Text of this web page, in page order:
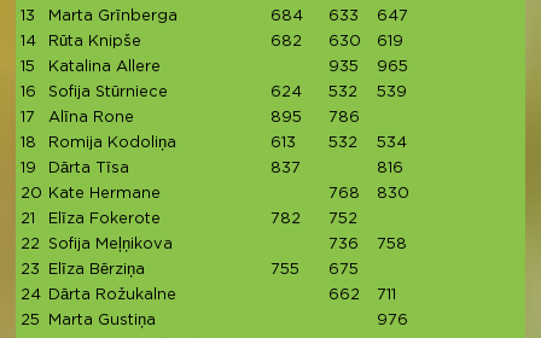
13
Marta Grīnberga 684 633 647
14
Rūta Knipše 682 630 619
15
Katalina Allere 935 965
16
Sofija Stūrniece 624 532 539
17
Alīna Rone 895 786
18
Romija Kodoliņa 613 532 534
19
Dārta Tīsa 837 816
20
Kate Hermane 768 830
21
Elīza Fokerote 782 752
22
Sofija Meļņikova 736 758
23
Elīza Bērziņa 755 675
24
Dārta Rožukalne 662 711
25
Marta Gustiņa 976